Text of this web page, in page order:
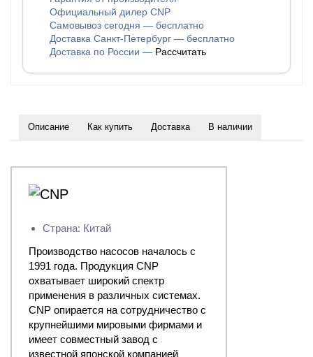
Официальный дилер CNP
Самовывоз сегодня — бесплатно
Доставка Санкт-Петербург — бесплатно
Доставка по России — Рассчитать
Описание Как купить Доставка В наличии
Страна: Китай
Производство насосов началось с
1991 года. Продукция CNP
охватывает широкий спектр
применения в различных системах.
CNP опирается на сотрудничество с
крупнейшими мировыми фирмами и
имеет совместный завод с
известной японской компанией